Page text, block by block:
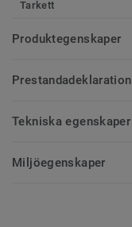
Tarkett
Produktegenskaper
Prestandadeklaration
Tekniska egenskaper
Miljöegenskaper